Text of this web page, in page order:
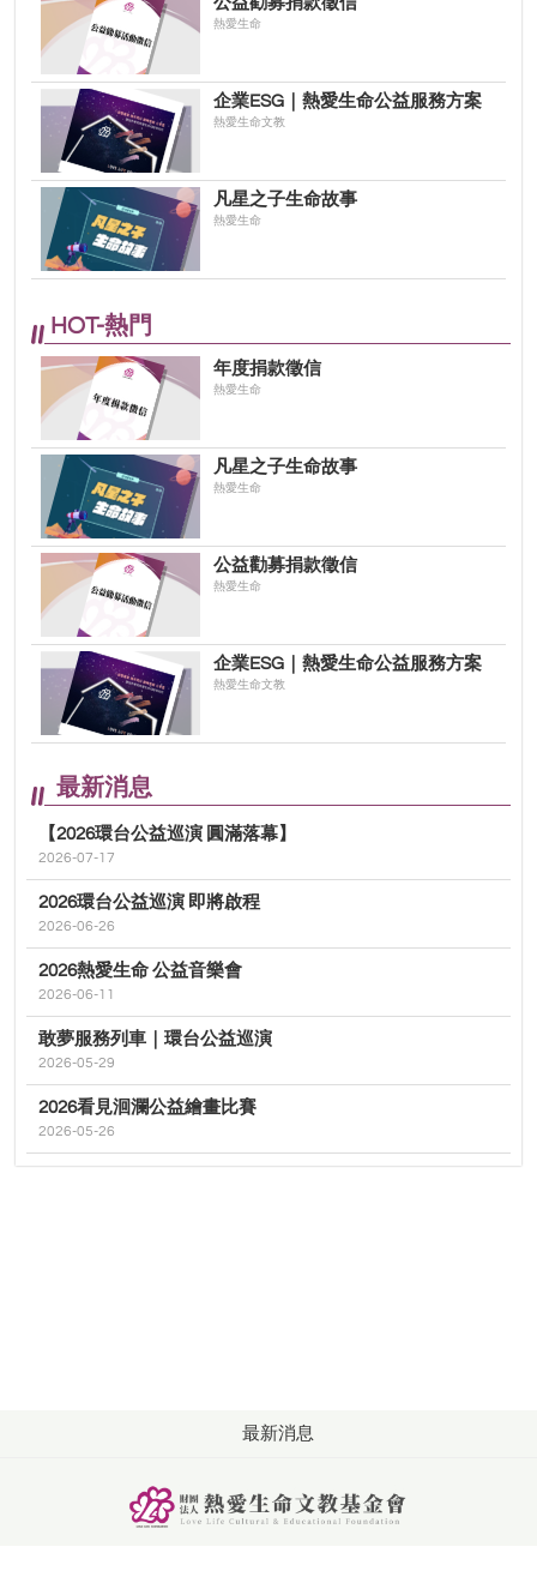
熱愛生命
企業ESG｜熱愛生命公益服務方案
熱愛生命文教
凡星之子生命故事
熱愛生命
HOT-熱門
年度捐款徵信
熱愛生命
凡星之子生命故事
熱愛生命
公益勸募捐款徵信
熱愛生命
企業ESG｜熱愛生命公益服務方案
熱愛生命文教
最新消息
【2026環台公益巡演 圓滿落幕】
2026-07-17
2026環台公益巡演 即將啟程
2026-06-26
2026熱愛生命 公益音樂會
2026-06-11
敢夢服務列車｜環台公益巡演
2026-05-29
2026看見洄瀾公益繪畫比賽
2026-05-26
最新消息